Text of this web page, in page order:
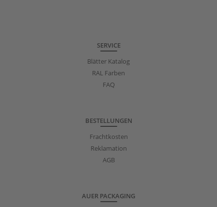
SERVICE
Blätter Katalog
RAL Farben
FAQ
BESTELLUNGEN
Frachtkosten
Reklamation
AGB
AUER PACKAGING